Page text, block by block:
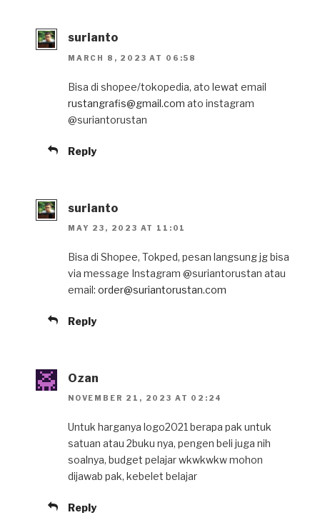
surianto
MARCH 8, 2023 AT 06:58
Bisa di shopee/tokopedia, ato lewat email
rustangrafis@gmail.com ato instagram
@suriantorustan
Reply
surianto
MAY 23, 2023 AT 11:01
Bisa di Shopee, Tokped, pesan langsung jg bisa
via message Instagram @suriantorustan atau
email: order@suriantorustan.com
Reply
Ozan
NOVEMBER 21, 2023 AT 02:24
Untuk harganya logo2021 berapa pak untuk
satuan atau 2buku nya, pengen beli juga nih
soalnya, budget pelajar wkwkwkw mohon
dijawab pak, kebelet belajar
Reply